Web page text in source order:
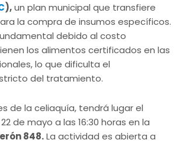
),un plan municipal que transfiere
la compra de insumos específicos.
debido al costo
los alimentos certificados en las
lo que dificulta el
del tratamiento.
de la celiaquía, tendrá lugar el
de mayo a las 16:30 horas en la
848.La actividad es abierta a